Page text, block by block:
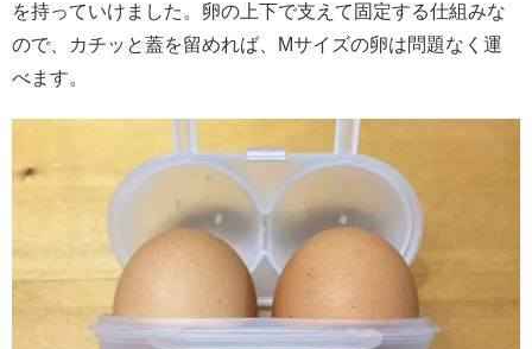
を持っていけました。卵の上下で支えて固定する仕組みな
ので、カチッと蓋を留めれば、Mサイズの卵は問題なく運
べます。